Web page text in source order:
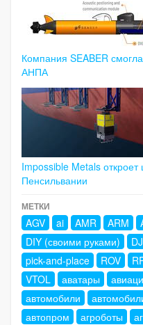
Компания SEABER
АНПА
Impossible Metals откроет
Пенсильвании
МЕТКИ
AGV ai AMR ARM
DIY (своими руками)
pick-and-place
ROV
VTOL
аватары
автомобили
автопром
агроботы